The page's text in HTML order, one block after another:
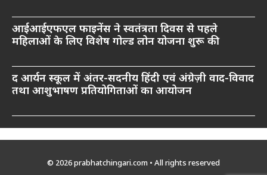
आईआईएफएल फाइनेंस ने स्वतंत्रता दिवस से पहले
महिलाओं के लिए विशेष गोल्ड लोन योजना शुरू की
द आर्यन स्कूल में अंतर-सदनीय हिंदी एवं अंग्रेज़ी वाद-विवाद
तथा आशुभाषण प्रतियोगिताओं का आयोजन
© 2026 prabhatchingari.com • All rights reserved